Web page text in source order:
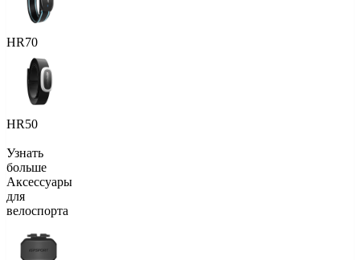
HR70
HR50
Узнать
больше
Аксессуары
для
велоспорта